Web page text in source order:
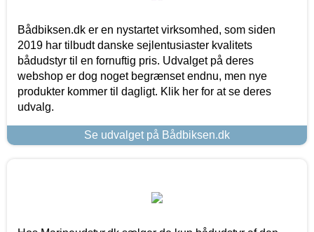
Bådbiksen.dk er en nystartet virksomhed, som siden
2019 har tilbudt danske sejlentusiaster kvalitets
bådudstyr til en fornuftig pris. Udvalget på deres
webshop er dog noget begrænset endnu, men nye
produkter kommer til dagligt. Klik her for at se deres
udvalg.
Se udvalget på Bådbiksen.dk